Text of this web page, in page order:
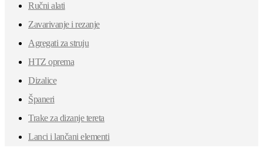
Ručni alati
Zavarivanje i rezanje
Agregati za struju
HTZ oprema
Dizalice
Španeri
Trake za dizanje tereta
Lanci i lančani elementi